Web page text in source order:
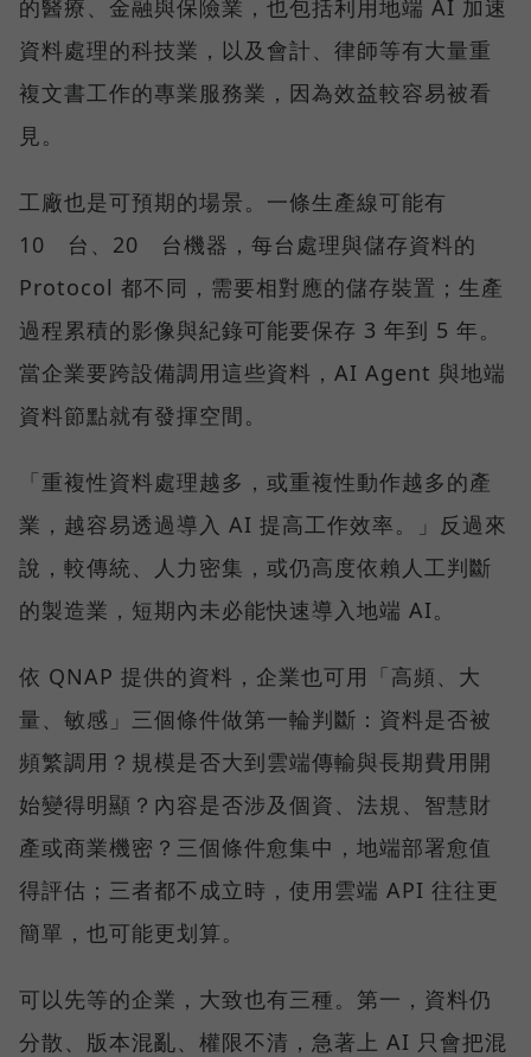
的醫療、金融與保險業，也包括利用地端 AI 加速
資料處理的科技業，以及會計、律師等有大量重
複文書工作的專業服務業，因為效益較容易被看
見。
工廠也是可預期的場景。一條生產線可能有
10 台、20 台機器，每台處理與儲存資料的
Protocol 都不同，需要相對應的儲存裝置；生產
過程累積的影像與紀錄可能要保存 3 年到 5 年。
當企業要跨設備調用這些資料，AI Agent 與地端
資料節點就有發揮空間。
「重複性資料處理越多，或重複性動作越多的產
業，越容易透過導入 AI 提高工作效率。」反過來
說，較傳統、人力密集，或仍高度依賴人工判斷
的製造業，短期內未必能快速導入地端 AI。
依 QNAP 提供的資料，企業也可用「高頻、大
量、敏感」三個條件做第一輪判斷：資料是否被
頻繁調用？規模是否大到雲端傳輸與長期費用開
始變得明顯？內容是否涉及個資、法規、智慧財
產或商業機密？三個條件愈集中，地端部署愈值
得評估；三者都不成立時，使用雲端 API 往往更
簡單，也可能更划算。
可以先等的企業，大致也有三種。第一，資料仍
分散、版本混亂、權限不清，急著上 AI 只會把混